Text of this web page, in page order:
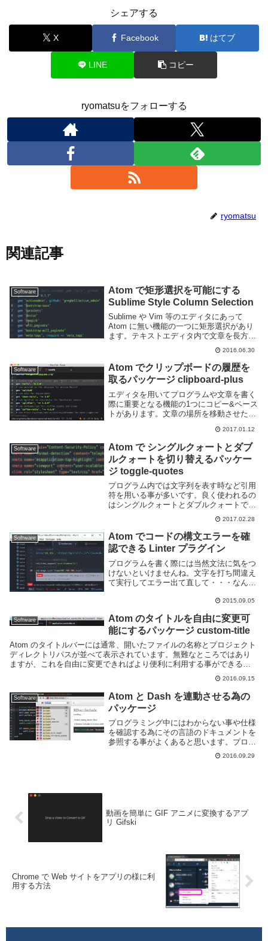
シェアする
X Facebook はてブ
LINE コピー
ryomatsuをフォローする
ryomatsu
関連記事
Software
Atom で矩形選択を可能にする
Sublime Style Column Selection
Sublime や Vim 等のエディタにあって
Atom に無い機能の一つに矩形選択があり
ます。テキストエディタ内で文章を長方形
の形に選択する機能で、ある箇所を一括で
編集するような場面で便利です。Atom で
矩形選択を行うにはパッケージを...
2016.06.30
Software
Atom でクリップボードの履歴を
取るパッケージ clipboard-plus
エディタを用いてプログラムや文章を書く
際に重要となる機能の1つにコピー&ペース
トがあります。文章の場所を移動させた
う為の機能で、これが利用できないエディ
タや OS は殆ど無いでしょう。コピーした
際に一時...
2017.01.12
Software
Atom で シングルクォートとダブ
ルクォートを切り替えるパッケー
ジ toggle-quotes
プログラム内では文字列を表す時など引用
符を用いる事が多いです。良く使われるの
はシングルクォートとダブルクォートでし
ょう。PHP 等の言語ではどちらもほぼ同
じように文字列を表します(違いは変数展
開の有無だっけな)が、C# のような言語で
は c...
2017.02.28
Software
Atom でコードの構文エラーを確
認できる Linter プラグイン
プログラムを書く際には当然文法に気をつ
けないといけませんね。文字を打ち間違え
て実行してエラー出て直して・・・なんて
自動的にチェックしてくれると助かりま
す。VisualStudio とかの IDE では標...
2015.09.05
Software
Atom のタイトルを自由に変更可
能にするパッケージ custom-title
Atom のタイトルバーには通常、開いたファイルの名称とプロジェクト
ディレクトリパスが並べて表示されています。無難なところではあり
ますが、これを自由に変更できればより便利に利用する事ができるで
2016.09.15
Software
Atom と Dash を連動させる為の
パッケージ
プログラミング中にはわからない事や仕様
を確認する為にその言語のドキュメントを
参照する事がよくあると思います。プログ
ラミング言語のドキュメントを参照するに
は macOS 環境下 であれば Dash というア
2016.09.29
動画を簡単に GIF アニメに変換するアプ
リ Gifski
Chrome で Web サイトをアプリの様に利
用する方法